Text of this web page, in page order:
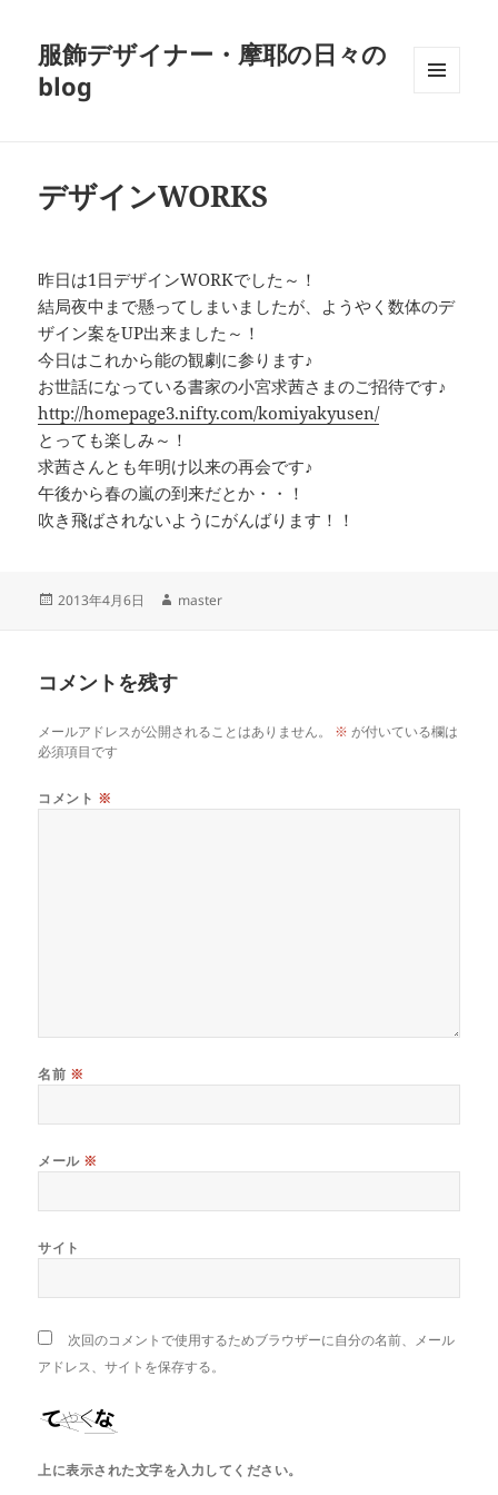
服飾デザイナー・摩耶の日々の
blog
デザインWORKS
昨日は1日デザインWORKでした～！
結局夜中まで懸ってしまいましたが、ようやく数体のデ
ザイン案をUP出来ました～！
今日はこれから能の観劇に参ります♪
お世話になっている書家の小宮求茜さまのご招待です♪
http://homepage3.nifty.com/komiyakyusen/
とっても楽しみ～！
求茜さんとも年明け以来の再会です♪
午後から春の嵐の到来だとか・・！
吹き飛ばされないようにがんばります！！
投
2013年4月6日
作
master
コメントを残す
メールアドレスが公開されることはありません。 ※ が付いている欄は
必須項目です
コメント ※
名前 ※
メール ※
サイト
次回のコメントで使用するためブラウザーに自分の名前、メール
アドレス、サイトを保存する。
上に表示された文字を入力してください。